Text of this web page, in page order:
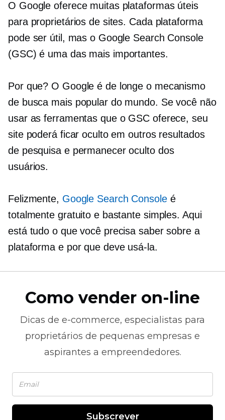
O Google oferece muitas plataformas úteis
para proprietários de sites. Cada plataforma
pode ser útil, mas o Google Search Console
(GSC) é uma das mais importantes.
Por que? O Google é de longe o mecanismo
de busca mais popular do mundo. Se você não
usar as ferramentas que o GSC oferece, seu
site poderá ficar oculto em outros resultados
de pesquisa e permanecer oculto dos
usuários.
Felizmente, Google Search Consoleé
totalmente gratuito e bastante simples. Aqui
está tudo o que você precisa saber sobre a
plataforma e por que deve usá-la.
Como vender on-line
Dicas de e-commerce, especialistas para
proprietários de pequenas empresas e
aspirantes a empreendedores.
Subscrever